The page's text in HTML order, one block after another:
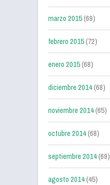
marzo 2015(69)
febrero 2015(72)
enero 2015(68)
diciembre 2014(68)
noviembre 2014(65)
octubre 2014(68)
septiembre 2014(69)
agosto 2014(45)